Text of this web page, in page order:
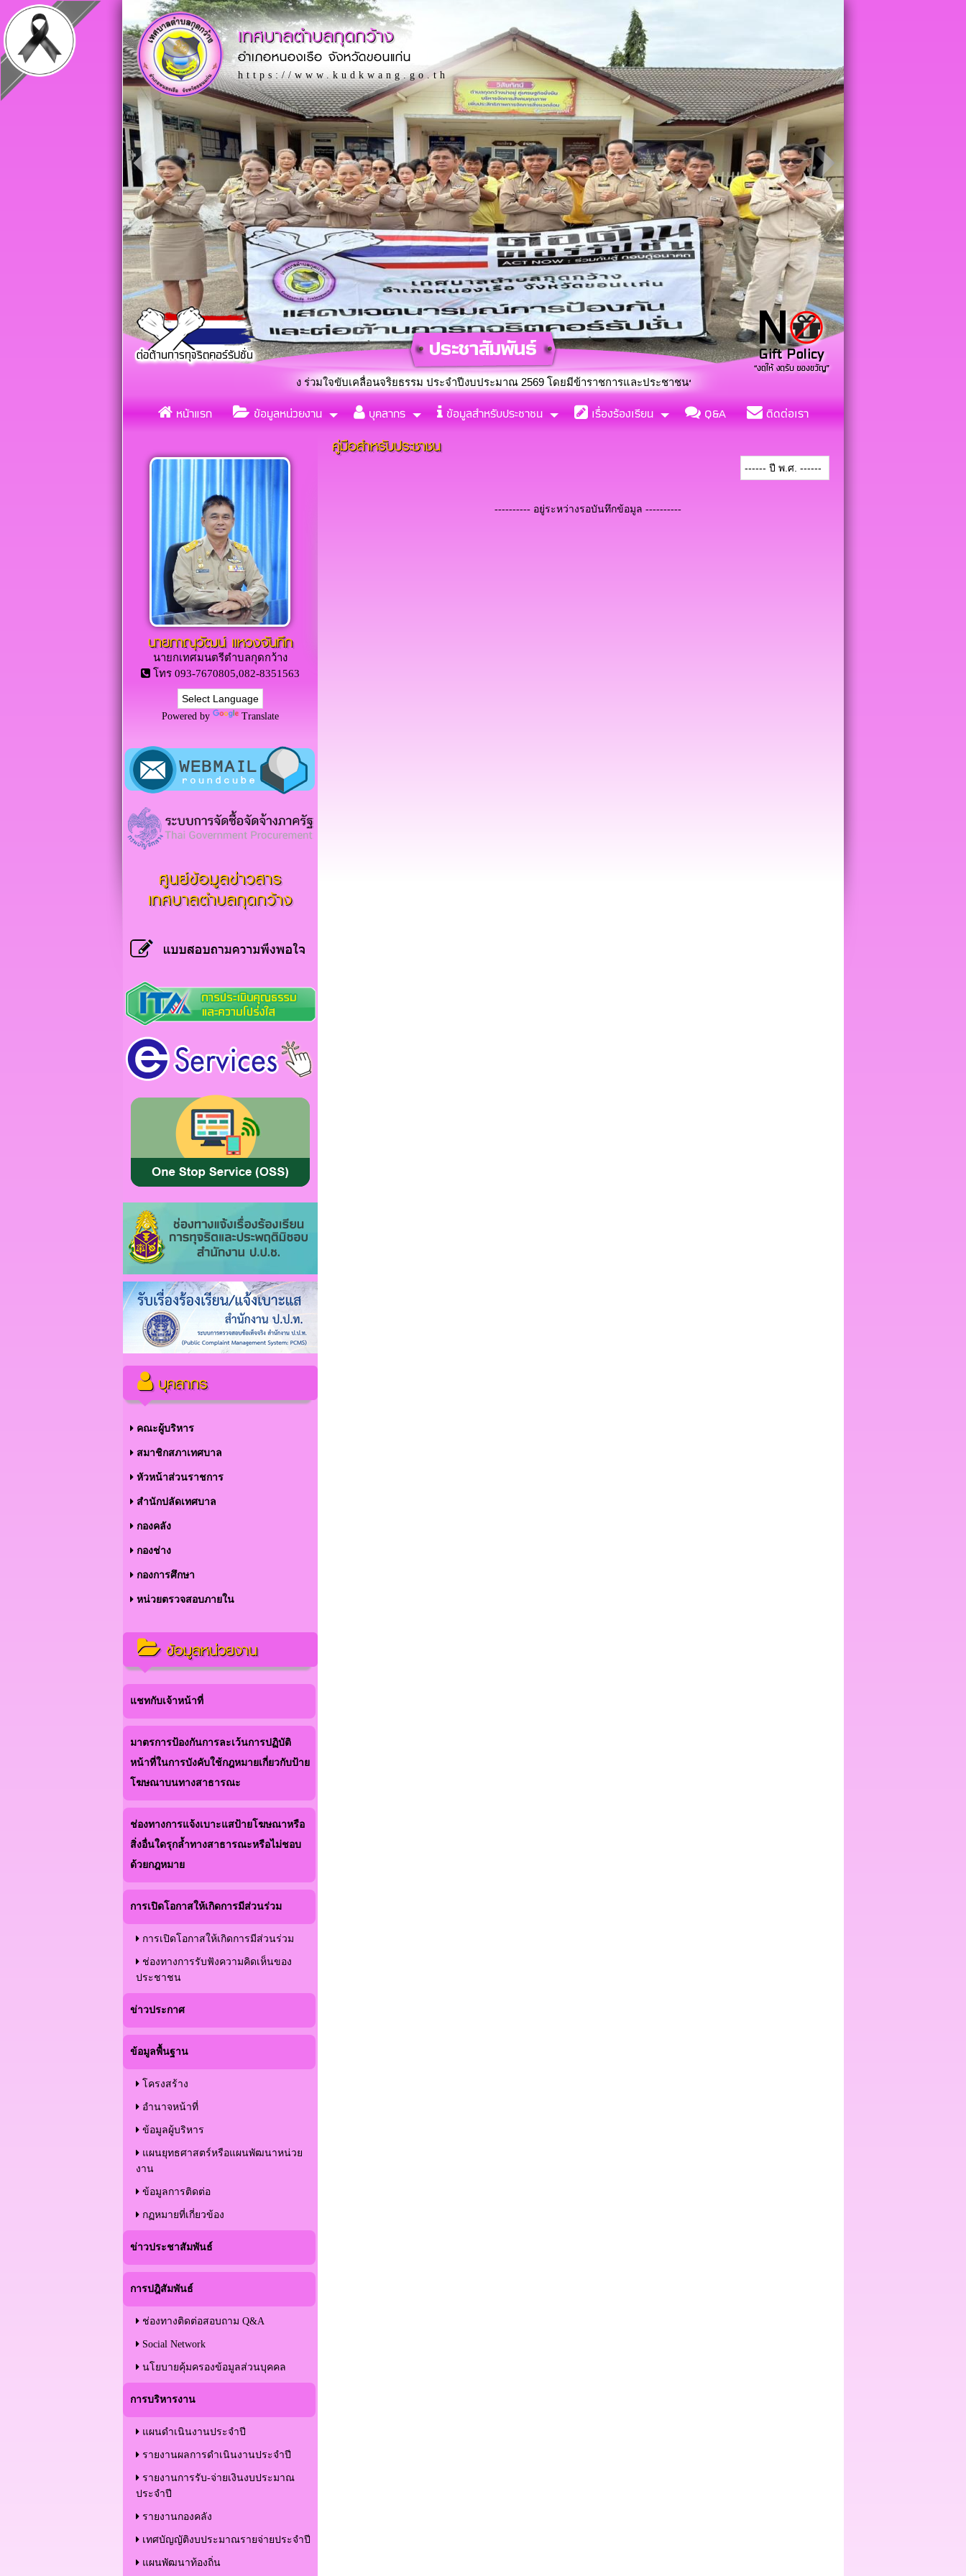
เทศบาลตำบลกุดกว้าง
อำเภอหนองเรือ จังหวัดขอนแก่น
https://www.kudkwang.go.th
« แต่งตั้งคณะทำงานขับเคลื่อนจริยธรรม ประจำปีงบประมาณ พ.ศ. 2569
เทศบาลตำบลกุดกว้าง ร่วมใจขับเคลื่อนจริยธรรม ประจำปีงบประมาณ 2569 โดยมีข้าราชการและประชาชนร่วมกิจกรรมปลูกป่าและจิตอาสา “เราทำความดีด้วยหัวใจ”
หน้าแรก ข้อมูลหน่วยงาน บุคลากร ข้อมูลสำหรับประชาชน เรื่องร้องเรียน Q&A ติดต่อเรา
นายภาณุวัฒน์ เเหวงจันทึก
นายกเทศมนตรีตำบลกุดกว้าง
โทร 093-7670805,082-8351563
Powered by Translate
ศูนย์ข้อมูลข่าวสาร
เทศบาลตำบลกุดกว้าง
บุคลากร
คณะผู้บริหาร
สมาชิกสภาเทศบาล
หัวหน้าส่วนราชการ
สำนักปลัดเทศบาล
กองคลัง
กองช่าง
กองการศึกษา
หน่วยตรวจสอบภายใน
ข้อมูลหน่วยงาน
แชทกับเจ้าหน้าที่
มาตรการป้องกันการละเว้นการปฏิบัติ
หน้าที่ในการบังคับใช้กฎหมายเกี่ยวกับป้าย
โฆษณาบนทางสาธารณะ
ช่องทางการแจ้งเบาะแสป้ายโฆษณาหรือ
สิ่งอื่นใดรุกล้ำทางสาธารณะหรือไม่ชอบ
ด้วยกฎหมาย
การเปิดโอกาสให้เกิดการมีส่วนร่วม
การเปิดโอกาสให้เกิดการมีส่วนร่วม
ช่องทางการรับฟังความคิดเห็นของ
ประชาชน
ข่าวประกาศ
ข้อมูลพื้นฐาน
โครงสร้าง
อำนาจหน้าที่
ข้อมูลผู้บริหาร
แผนยุทธศาสตร์หรือแผนพัฒนาหน่วย
งาน
ข้อมูลการติดต่อ
กฏหมายที่เกี่ยวข้อง
ข่าวประชาสัมพันธ์
การปฎิสัมพันธ์
ช่องทางติดต่อสอบถาม Q&A
Social Network
นโยบายคุ้มครองข้อมูลส่วนบุคคล
การบริหารงาน
แผนดำเนินงานประจำปี
รายงานผลการดำเนินงานประจำปี
รายงานการรับ-จ่ายเงินงบประมาณ
ประจำปี
รายงานกองคลัง
เทศบัญญัติงบประมาณรายจ่ายประจำปี
แผนพัฒนาท้องถิ่น
คู่มือสำหรับประชาชน
---------- อยู่ระหว่างรอบันทึกข้อมูล ----------